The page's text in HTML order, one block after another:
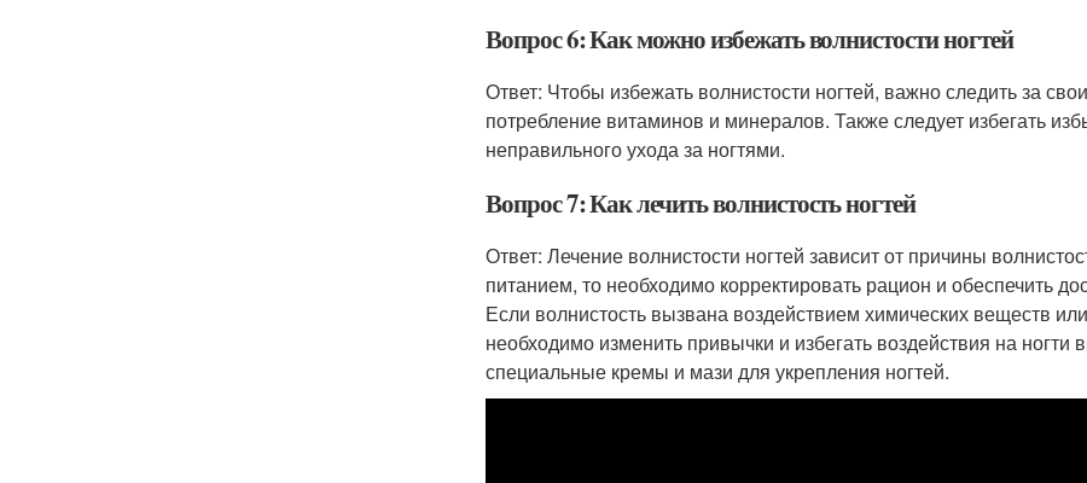
Вопрос 6: Как можно избежать волнистости ногтей
Ответ: Чтобы избежать волнистости ногтей, важно следить за
потребление витаминов и минералов. Также следует избегать
неправильного ухода за ногтями.
Вопрос 7: Как лечить волнистость ногтей
Ответ: Лечение волнистости ногтей зависит от причины
питанием, то необходимо корректировать рацион и обеспечить
Если волнистость вызвана воздействием химических веществ
необходимо изменить привычки и избегать воздействия на
специальные кремы и мази для укрепления ногтей.